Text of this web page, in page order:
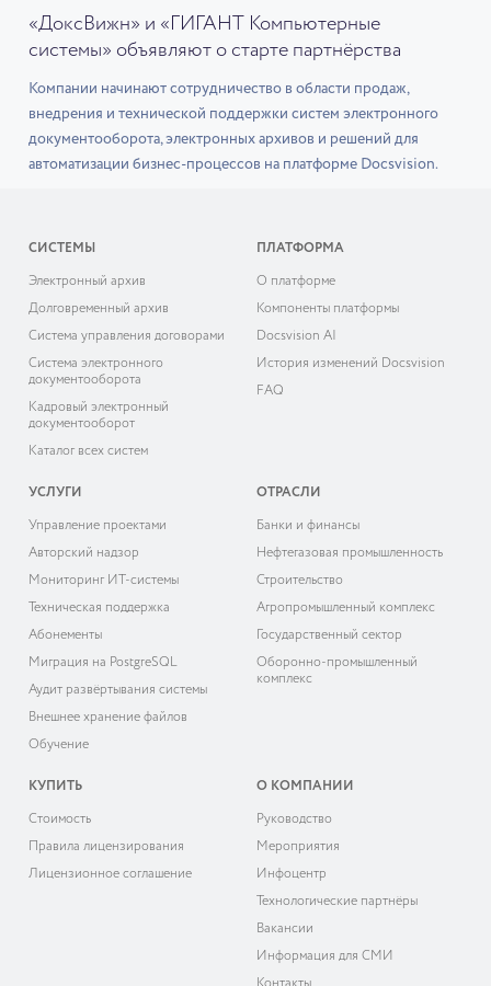
«ДоксВижн» и «ГИГАНТ Компьютерные
системы» объявляют о старте партнёрства
Компании начинают сотрудничество в области продаж,
внедрения и технической поддержки систем электронного
документооборота, электронных архивов и решений для
автоматизации бизнес-процессов на платформе Docsvision.
СИСТЕМЫ
Электронный архив
Долговременный архив
Система управления договорами
Система электронного
документооборота
Кадровый электронный
документооборот
Каталог всех систем
ПЛАТФОРМА
О платформе
Компоненты платформы
Docsvision AI
История изменений Docsvision
FAQ
УСЛУГИ
Управление проектами
Авторский надзор
Мониторинг ИТ-системы
Техническая поддержка
Абонементы
Миграция на PostgreSQL
Аудит развёртывания системы
Внешнее хранение файлов
Обучение
ОТРАСЛИ
Банки и финансы
Нефтегазовая промышленность
Строительство
Агропромышленный комплекс
Государственный сектор
Оборонно-промышленный
комплекс
КУПИТЬ
Cтоимость
Правила лицензирования
Лицензионное соглашение
О КОМПАНИИ
Руководство
Мероприятия
Инфоцентр
Технологические партнёры
Вакансии
Информация для СМИ